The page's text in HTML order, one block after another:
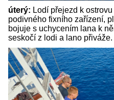
úterý: Lodí přejezd k ostrovu
podivného fixního zařízení,
bojuje s uchycením lana k
seskočí z lodi a lano přiváže.